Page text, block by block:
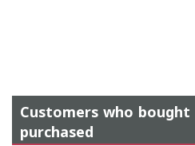
Customers who
purchased